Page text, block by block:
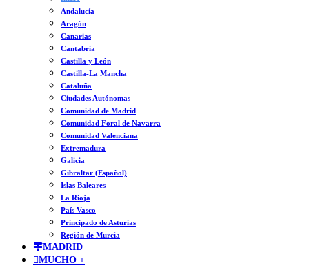
Andalucía
Aragón
Canarias
Cantabria
Castilla y León
Castilla-La Mancha
Cataluña
Ciudades Autónomas
Comunidad de Madrid
Comunidad Foral de Navarra
Comunidad Valenciana
Extremadura
Galicia
Gibraltar (Español)
Islas Baleares
La Rioja
País Vasco
Principado de Asturias
Región de Murcia
MADRID
MUCHO +